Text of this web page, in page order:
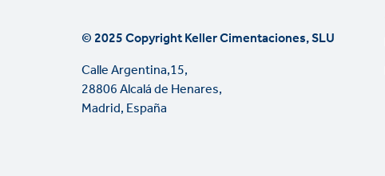
© 2025 Copyright Keller Cimentaciones, SLU
Calle Argentina,15,
28806 Alcalá de Henares,
Madrid, España